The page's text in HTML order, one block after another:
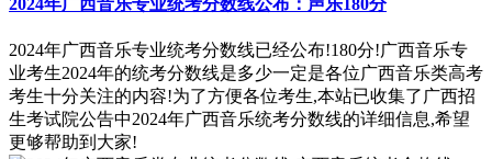
2024年广西音乐专业统考分数线公布：声乐180分
2024年广西音乐专业统考分数线已经公布!180分!广西音乐专
业考生2024年的统考分数线是多少一定是各位广西音乐类高考
考生十分关注的内容!为了方便各位考生,本站已收集了广西招
生考试院公告中2024年广西音乐统考分数线的详细信息,希望
更够帮助到大家!